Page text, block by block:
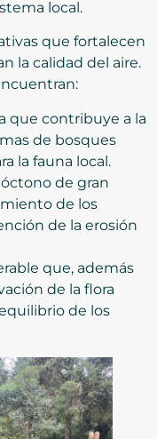
local.
que fortalecen
la calidad del aire.
que contribuye a la
de bosques
la fauna local.
de gran
de los
de la erosión
que, además
de la flora
de los